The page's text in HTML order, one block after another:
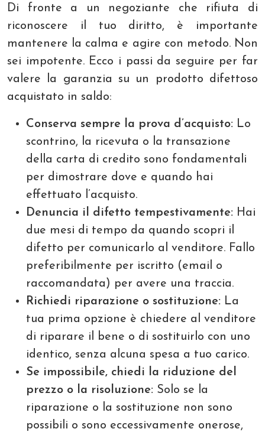
Di fronte a un negoziante che rifiuta di
riconoscere il tuo diritto, è importante
mantenere la calma e agire con metodo. Non
sei impotente. Ecco i passi da seguire per far
valere la garanzia su un prodotto difettoso
acquistato in saldo:
Conserva sempre la prova d’acquisto: Lo
scontrino, la ricevuta o la transazione
della carta di credito sono fondamentali
per dimostrare dove e quando hai
effettuato l’acquisto.
Denuncia il difetto tempestivamente: Hai
due mesi di tempo da quando scopri il
difetto per comunicarlo al venditore. Fallo
preferibilmente per iscritto (email o
raccomandata) per avere una traccia.
Richiedi riparazione o sostituzione: La
tua prima opzione è chiedere al venditore
di riparare il bene o di sostituirlo con uno
identico, senza alcuna spesa a tuo carico.
Se impossibile, chiedi la riduzione del
prezzo o la risoluzione: Solo se la
riparazione o la sostituzione non sono
possibili o sono eccessivamente onerose,